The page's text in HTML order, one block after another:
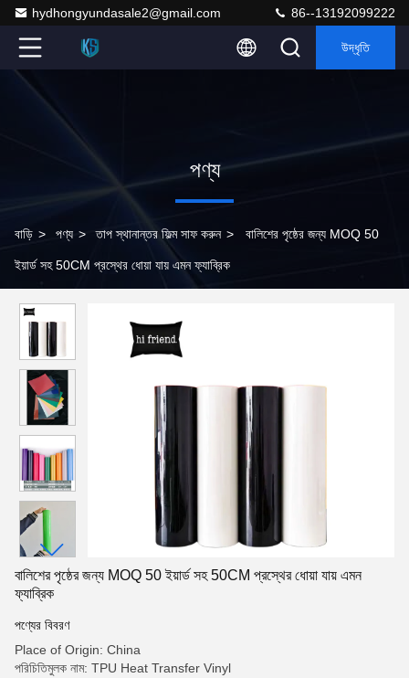
hydhongyundasale2@gmail.com 86--13192099222
উদ্ধৃতি
পণ্য
বাড়ি > পণ্য > তাপ স্থানান্তর ফিল্ম সাফ করুন > বালিশের পৃষ্ঠের জন্য MOQ 50
ইয়ার্ড সহ 50CM প্রস্থের ধোয়া যায় এমন ফ্যাব্রিক
বালিশের পৃষ্ঠের জন্য MOQ 50 ইয়ার্ড সহ 50CM প্রস্থের ধোয়া যায় এমন
ফ্যাব্রিক
পণ্যের বিবরণ
Place of Origin: China
পরিচিতিমুলক নাম: TPU Heat Transfer Vinyl